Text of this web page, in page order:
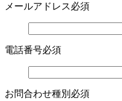
メールアドレス必須
電話番号必須
お問合わせ種別 必須